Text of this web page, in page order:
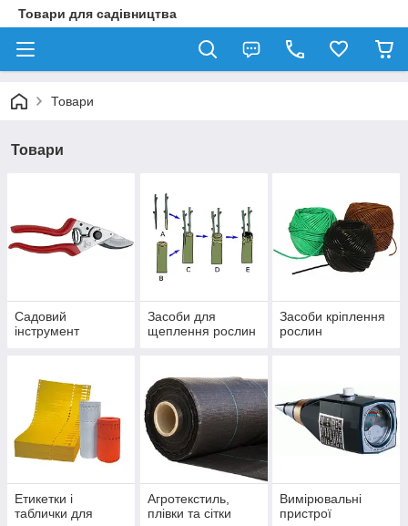
Товари для садівництва
Товари
Товари
Садовий
інструмент
Засоби для
щеплення рослин
Засоби кріплення
рослин
Етикетки і
таблички для
Агротекстиль,
плівки та сітки
Вимірювальні
пристрої